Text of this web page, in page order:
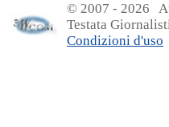
© 2007 - 2026
Testata
Condizioni d'uso